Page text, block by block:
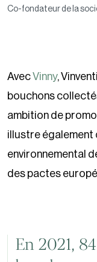
Co-fondateur de la
AvecVinny,
bouchons
ambition de
illustre également
environnemental
des pactes
En 2021,